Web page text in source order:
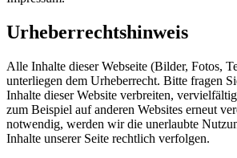
Urheberrechtshinweis
Alle Inhalte dieser Webseite (Bilder, Fotos,
unterliegen dem Urheberrecht. Bitte fragen
Inhalte dieser Website verbreiten,
zum Beispiel auf anderen Websites erneut
notwendig, werden wir die unerlaubte
Inhalte unserer Seite rechtlich verfolgen.